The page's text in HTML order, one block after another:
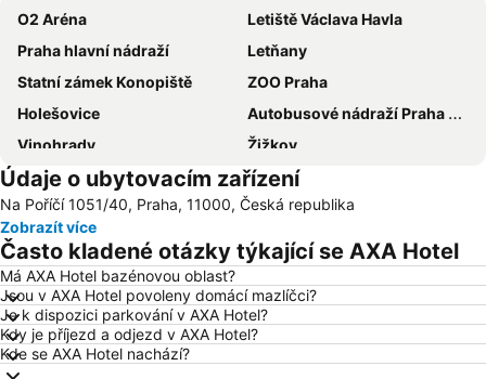
O2 Aréna
Letiště Václava Havla
Praha hlavní nádraží
Letňany
Statní zámek Konopiště
ZOO Praha
Holešovice
Autobusové nádraží Praha Florenc
Vinohrady
Žižkov
Vršovice
Výstaviště Praha - Holešovice
Chodov
Smíchov
Václavské náměstí
Na Kampě
Horní Počernice
Aquapalace Praha
Televizní věž Žižkov
Dejvice
Hostivař
Zličín
Modřany
Old Town Square
Údaje o ubytovacím zařízení
Na Poříčí 1051/40, Praha, 11000, Česká republika
Zobrazít více
Často kladené otázky týkající se AXA Hotel
Má AXA Hotel bazénovou oblast?
Jsou v AXA Hotel povoleny domácí mazlíčci?
Je k dispozici parkování v AXA Hotel?
Kdy je příjezd a odjezd v AXA Hotel?
Kde se AXA Hotel nachází?